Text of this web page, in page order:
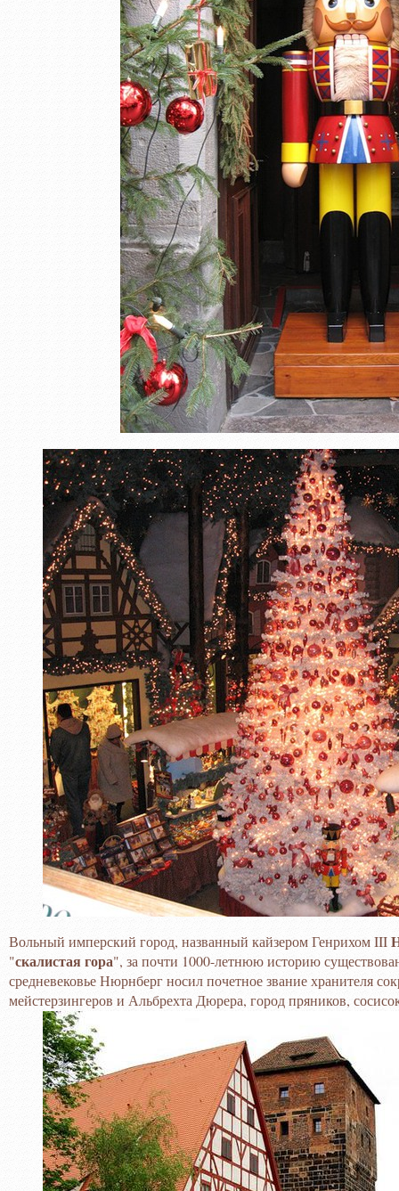
Вольный имперский город, названный кайзером Генрихом III
"скалистая гора", за почти 1000-летнюю историю
средневековье Нюрнберг носил почетное звание хранителя
мейстерзингеров и Альбрехта Дюрера, город пряников,